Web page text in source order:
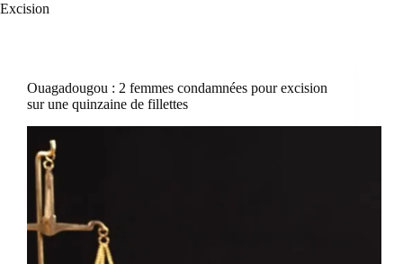
Excision
Ouagadougou : 2 femmes condamnées pour excision
sur une quinzaine de fillettes